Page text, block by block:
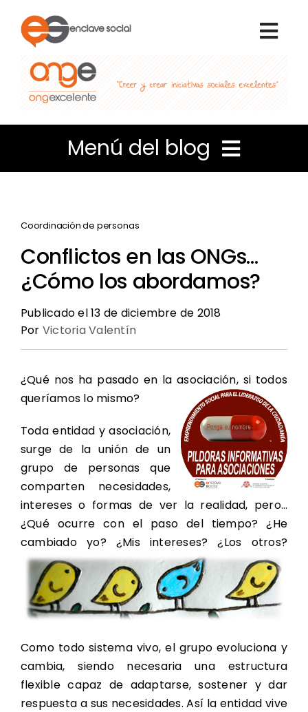
content
Inicio
Portal de transparencia
Menú del blog
Apuntes de Gestión
Oferta Formativa
Noticias Enclave
Redes de Participación
Coordinación de personas
Conflictos en las ONGs…
¿Cómo los abordamos?
Publicado el 13 de diciembre de 2018
Por Victoria Valentín
¿Qué nos ha pasado en la asociación, si todos
queríamos lo mismo?
Toda entidad y asociación,
surge de la unión de un
grupo de personas que
comparten necesidades,
intereses o formas de ver la realidad, pero…
¿Qué ocurre con el paso del tiempo? ¿He
cambiado yo? ¿Mis intereses? ¿Los otros?
Como todo sistema vivo, el grupo evoluciona y
cambia, siendo necesaria una estructura
flexible capaz de adaptarse, sostener y dar
respuesta a sus necesidades. Así la entidad vive